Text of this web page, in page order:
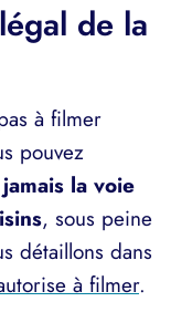
de la
à filmer
pouvez
jamais la voie
, sous peine
détaillons dans
à filmer.